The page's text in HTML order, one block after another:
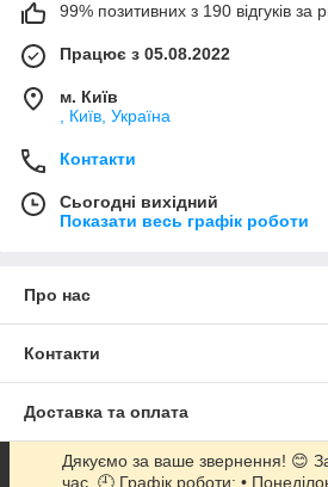
99% позитивних з 190 відгуків за
Працює з 05.08.2022
м. Київ
, Київ, Україна
Контакти
Сьогодні вихідний
Показати весь графік роботи
Про нас
Контакти
Доставка та оплата
Графік роботи
Дякуємо за ваше звернення! 😊
час. 🕘 Графік роботи: •